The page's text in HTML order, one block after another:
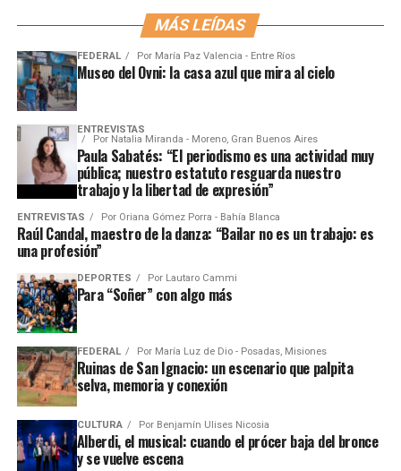
MÁS LEÍDAS
FEDERAL Por María Paz Valencia - Entre Ríos
Museo del Ovni: la casa azul que mira al cielo
ENTREVISTAS
Por Natalia Miranda - Moreno, Gran Buenos Aires
Paula Sabatés: “El periodismo es una actividad muy
pública; nuestro estatuto resguarda nuestro
trabajo y la libertad de expresión”
ENTREVISTAS Por Oriana Gómez Porra - Bahía Blanca
Raúl Candal, maestro de la danza: “Bailar no es un trabajo: es
una profesión”
DEPORTES Por Lautaro Cammi
Para “Soñer” con algo más
FEDERAL Por María Luz de Dio - Posadas, Misiones
Ruinas de San Ignacio: un escenario que palpita
selva, memoria y conexión
CULTURA Por Benjamín Ulises Nicosia
Alberdi, el musical: cuando el prócer baja del bronce
y se vuelve escena